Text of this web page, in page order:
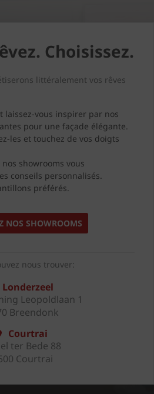
Choisissez.
littéralement vos rêves
laissez-vous inspirer par nos
pour une façade élégante.
les et touchez de vos doigts
showrooms vous
conseils personnalisés.
préférés.
NOS SHOWROOMS
nous trouver:
Londerzeel
Leopoldlaan 1
Breendonk
Courtrai
ter Bede 88
Courtrai